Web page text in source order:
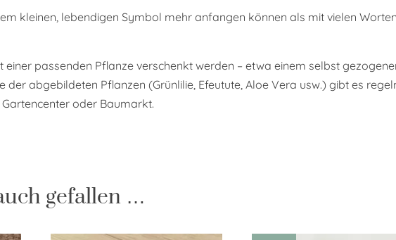
kleinen, lebendigen Symbol mehr anfangen können als mit vielen
einer passenden Pflanze verschenkt werden – etwa einem selbst
der abgebildeten Pflanzen (Grünlilie, Efeutute, Aloe Vera usw.) gibt es
oder Baumarkt.
gefallen …